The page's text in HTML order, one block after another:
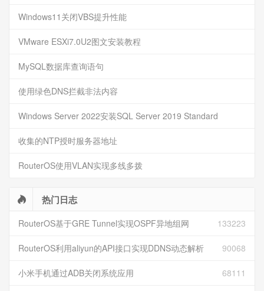
Windows11关闭VBS提升性能
VMware ESXi7.0U2图文安装教程
MySQL数据库查询语句
使用绿色DNS拦截非法内容
Windows Server 2022安装SQL Server 2019 Standard
收集的NTP授时服务器地址
RouterOS使用VLAN实现多线多拨
热门日志
133223
RouterOS基于GRE Tunnel实现OSPF异地组网
90068
RouterOS利用aliyun的API接口实现DDNS动态解析
68111
小米手机通过ADB关闭系统应用